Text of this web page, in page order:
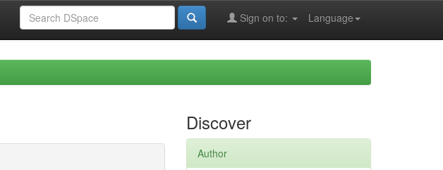
Language
Sign on to:
Discover
Author